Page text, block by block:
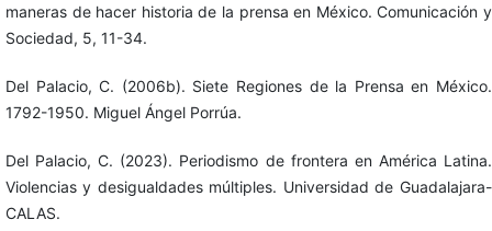
maneras de hacer historia de la prensa en México. Comunicación y
Sociedad, 5, 11-34.
Del Palacio, C. (2006b). Siete Regiones de la Prensa en México.
1792-1950. Miguel Ángel Porrúa.
Del Palacio, C. (2023). Periodismo de frontera en América Latina.
Violencias y desigualdades múltiples. Universidad de Guadalajara-
CALAS.